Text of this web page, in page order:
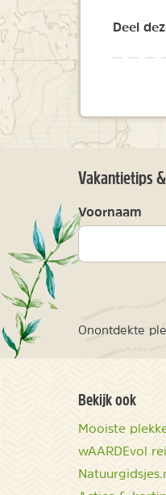
Deel
Vakantietips
Voornaam
Onontdekte
Bekijk ook
Mooiste
wAARDEvol